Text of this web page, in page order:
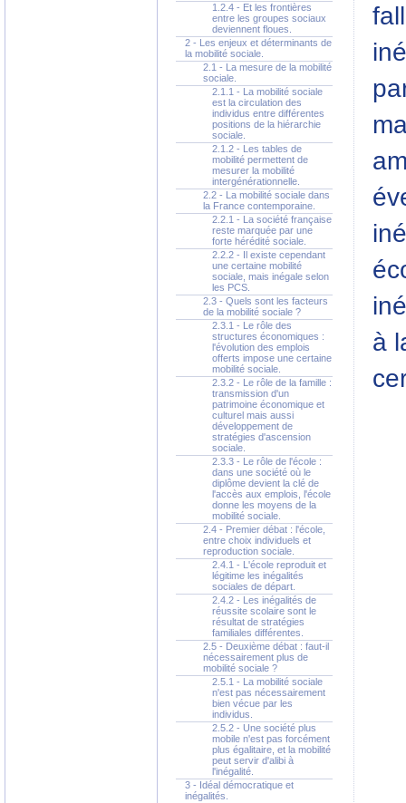
1.2.4 - Et les frontières
entre les groupes sociaux
deviennent floues.
2 - Les enjeux et déterminants de
la mobilité sociale.
2.1 - La mesure de la mobilité
sociale.
2.1.1 - La mobilité sociale
est la circulation des
individus entre différentes
positions de la hiérarchie
sociale.
2.1.2 - Les tables de
mobilité permettent de
mesurer la mobilité
intergénérationnelle.
2.2 - La mobilité sociale dans
la France contemporaine.
2.2.1 - La société française
reste marquée par une
forte hérédité sociale.
2.2.2 - Il existe cependant
une certaine mobilité
sociale, mais inégale selon
les PCS.
2.3 - Quels sont les facteurs
de la mobilité sociale ?
2.3.1 - Le rôle des
structures économiques :
l'évolution des emplois
offerts impose une certaine
mobilité sociale.
2.3.2 - Le rôle de la famille :
transmission d'un
patrimoine économique et
culturel mais aussi
développement de
stratégies d'ascension
sociale.
2.3.3 - Le rôle de l'école :
dans une société où le
diplôme devient la clé de
l'accès aux emplois, l'école
donne les moyens de la
mobilité sociale.
2.4 - Premier débat : l'école,
entre choix individuels et
reproduction sociale.
2.4.1 - L'école reproduit et
légitime les inégalités
sociales de départ.
2.4.2 - Les inégalités de
réussite scolaire sont le
résultat de stratégies
familiales différentes.
2.5 - Deuxième débat : faut-il
nécessairement plus de
mobilité sociale ?
2.5.1 - La mobilité sociale
n'est pas nécessairement
bien vécue par les
individus.
2.5.2 - Une société plus
mobile n'est pas forcément
plus égalitaire, et la mobilité
peut servir d'alibi à
l'inégalité.
3 - Idéal démocratique et
inégalités.
à